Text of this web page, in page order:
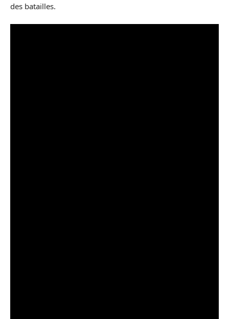
des batailles.